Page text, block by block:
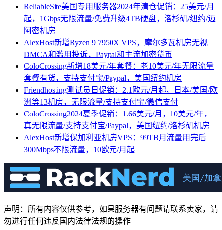
ReliableSite美国专用服务器2024年清仓促销：25美元/月
起，1Gbps无限流量/免费升级4TB硬盘，洛杉矶/纽约/迈
阿密机房
AlexHost新增Ryzen 9 7950X VPS，摩尔多瓦机房无视
DMCA和滥用投诉，Paypal和主流加密货币
ColoCrossing新增18美元/年套餐：老10美元/年无限流量
套餐有货，支持支付宝/Paypal，美国纽约机房
Friendhosting测试员日促销：2.1欧元/月起，日本/美国/欧
洲等13机房，无限流量/支持支付宝/微信支付
ColoCrossing2024夏季促销：1.66美元/月，10美元/年，
真无限流量/支持支付宝/Paypal，美国纽约/洛杉矶机房
AlexHost新增保加利亚机房VPS：99TB月流量用完后
300Mbps不限流量，10欧元/月起
声明：所有内容仅供参考，如果服务器有问题请联系卖家，请
勿进行任何违反国内法律法规的操作